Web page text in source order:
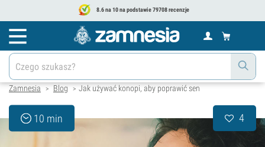
8.6 na 10 na podstawie 79708 recenzje
Zamnesia > Blog > Jak używać konopi, aby poprawić sen
10 min 4